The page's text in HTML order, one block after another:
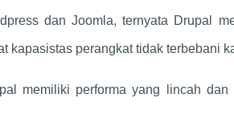
dan Joomla, ternyata Drupal
kapasistas perangkat tidak terbebani
memiliki performa yang lincah dan